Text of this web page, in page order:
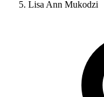
Lisa Ann Mukodzi